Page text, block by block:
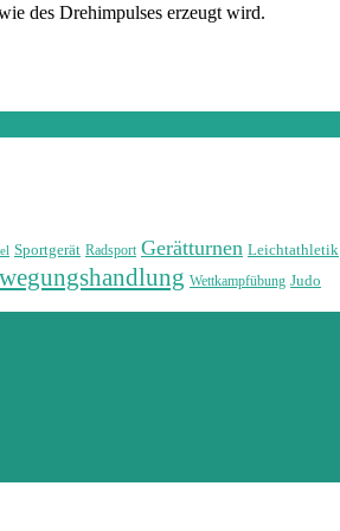
des Drehimpulses erzeugt wird.
Sportgerät Radsport Gerätturnen Leichtathletik
Wettkampfübung Judo